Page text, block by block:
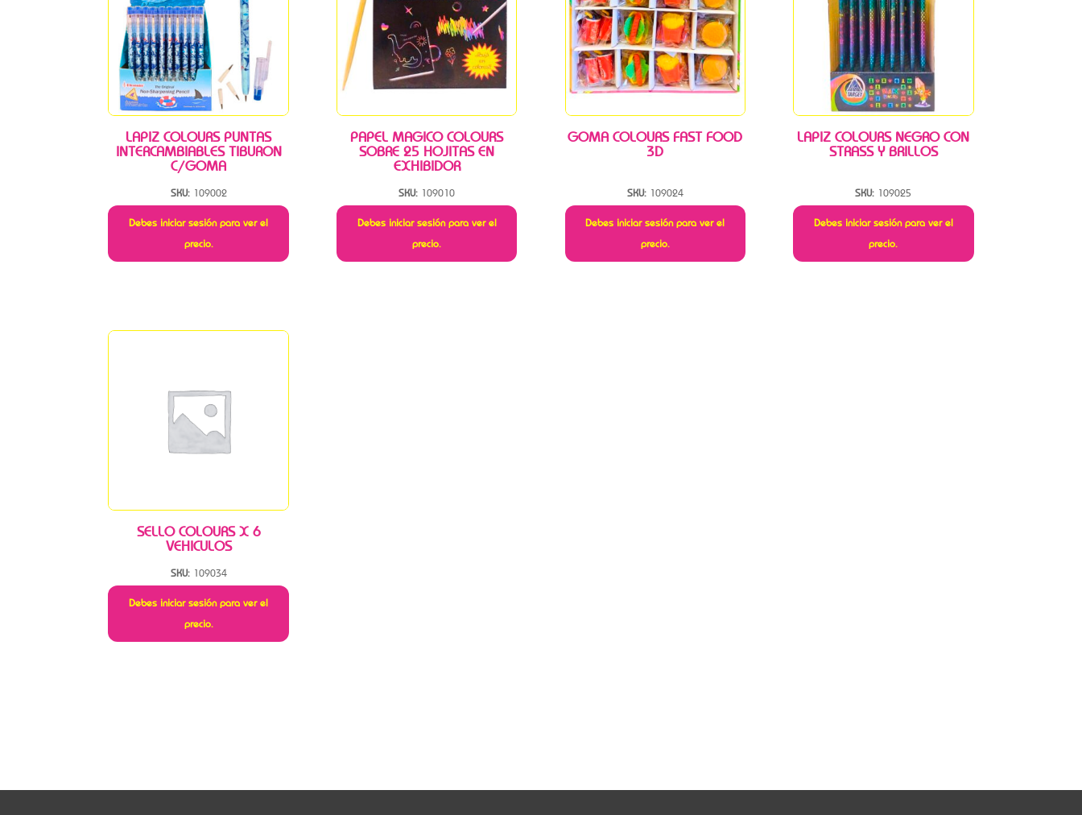
LAPIZ COLOURS PUNTAS
INTERCAMBIABLES TIBURON
C/GOMA
SKU: 109002
Debes iniciar sesión para ver el
precio.
PAPEL MAGICO COLOURS
SOBRE 25 HOJITAS EN
EXHIBIDOR
SKU: 109010
Debes iniciar sesión para ver el
precio.
GOMA COLOURS FAST FOOD
3D
SKU: 109024
Debes iniciar sesión para ver el
precio.
LAPIZ COLOURS NEGRO CON
STRASS Y BRILLOS
SKU: 109025
Debes iniciar sesión para ver el
precio.
SELLO COLOURS X 6
VEHICULOS
SKU: 109034
Debes iniciar sesión para ver el
precio.